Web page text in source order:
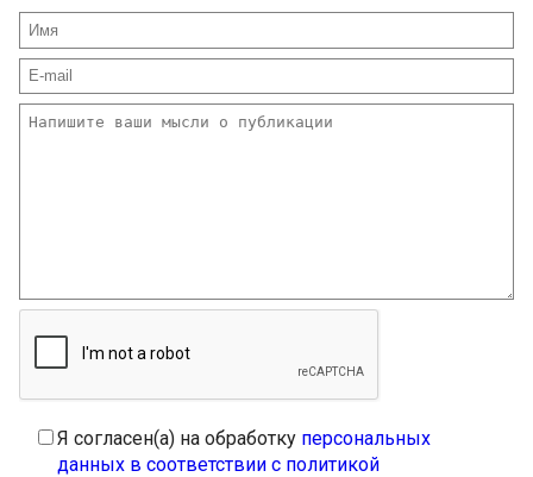
Я согласен(а) на обработку персональных
данных в соответствии с политикой